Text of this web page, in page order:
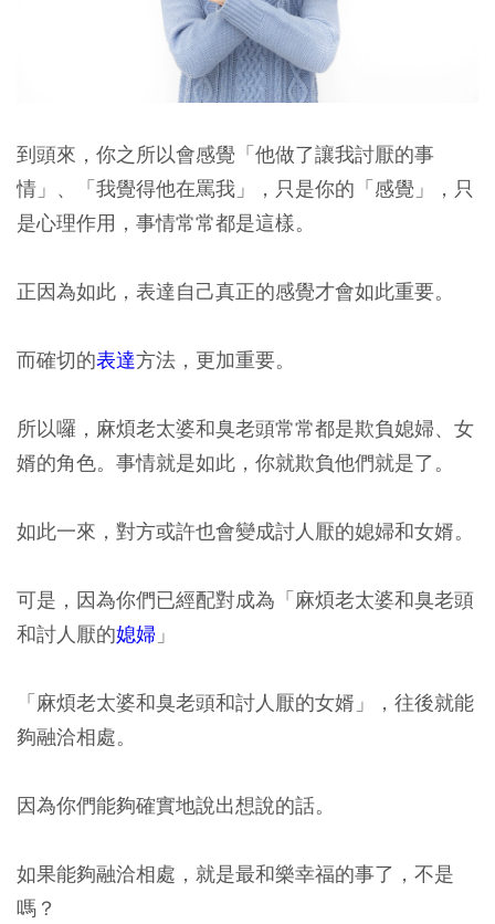
到頭來，你之所以會感覺「他做了讓我討厭的事
情」、「我覺得他在罵我」，只是你的「感覺」，只
是心理作用，事情常常都是這樣。
正因為如此，表達自己真正的感覺才會如此重要。
而確切的表達方法，更加重要。
所以囉，麻煩老太婆和臭老頭常常都是欺負媳婦、女
婿的角色。事情就是如此，你就欺負他們就是了。
如此一來，對方或許也會變成討人厭的媳婦和女婿。
可是，因為你們已經配對成為「麻煩老太婆和臭老頭
和討人厭的媳婦 」
「麻煩老太婆和臭老頭和討人厭的女婿」，往後就能
夠融洽相處。
因為你們能夠確實地說出想說的話。
如果能夠融洽相處，就是最和樂幸福的事了，不是
嗎？